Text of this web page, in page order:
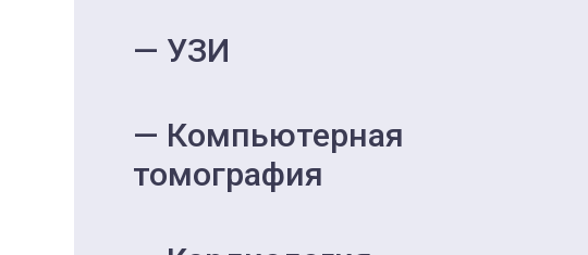
УЗИ
Компьютерная
томография